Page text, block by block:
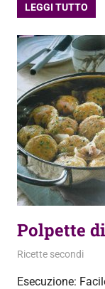
LEGGI TUTTO
Polpette
28 Ottobre 2013
admin
Ricette secondi
Esecuzione: